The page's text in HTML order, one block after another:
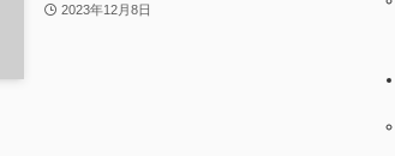
2023年12月8日